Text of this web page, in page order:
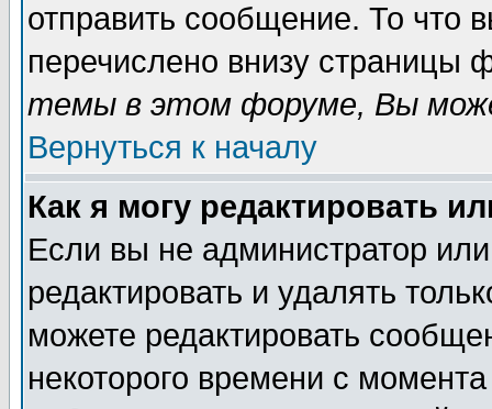
отправить сообщение. То что
перечислено внизу страницы
темы в этом форуме, Вы
Вернуться к началу
Как я могу редактировать
Если вы не администратор
редактировать и удалять
можете редактировать
некоторого времени с